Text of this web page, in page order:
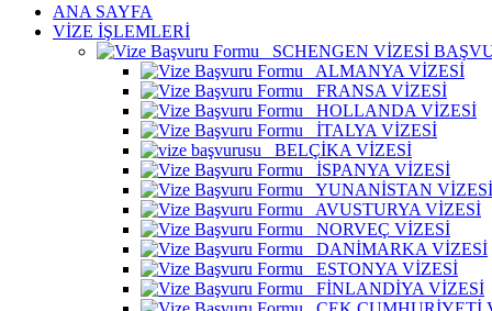
ANA SAYFA
VİZE İŞLEMLERİ
SCHENGEN VİZESİ
ALMANYA VİZESİ
FRANSA VİZESİ
HOLLANDA VİZESİ
İTALYA VİZESİ
BELÇİKA VİZESİ
İSPANYA VİZESİ
YUNANİSTAN VİZESİ
AVUSTURYA VİZESİ
NORVEÇ VİZESİ
DANİMARKA VİZESİ
ESTONYA VİZESİ
FİNLANDİYA VİZESİ